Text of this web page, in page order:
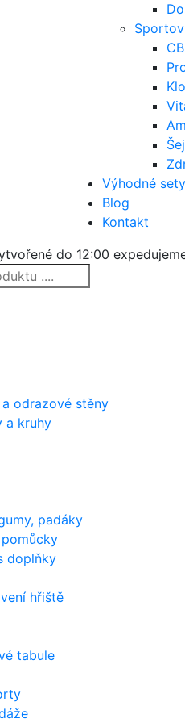
Výhodné sety
Blog
Kontakt
do 12:00
odrazové stěny
a kruhy
padáky
doplňky
hřiště
tabule